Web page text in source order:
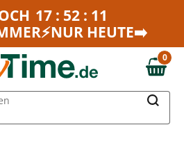
17 : 52 : 11
HEUTE➡️
0,00 €
0